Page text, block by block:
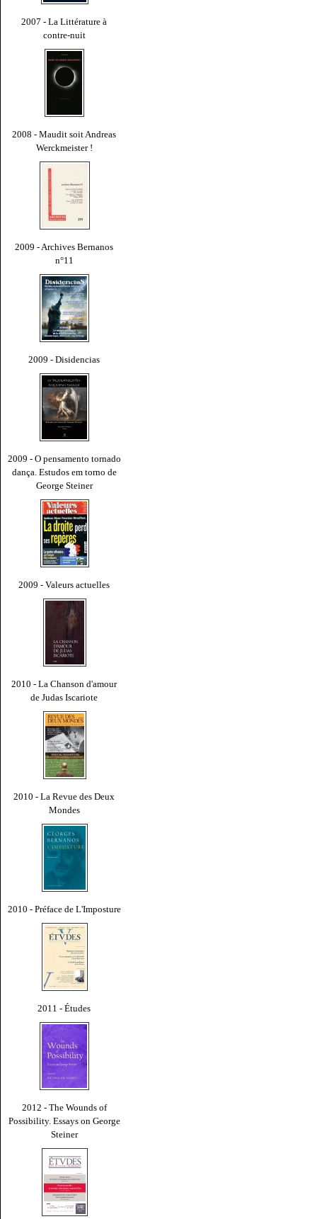
2007 - La Littérature à
contre-nuit
2008 - Maudit soit Andreas
Werckmeister !
2009 - Archives Bernanos
n°11
2009 - Disidencias
2009 - O pensamento tornado
dança. Estudos em torno de
George Steiner
2009 - Valeurs actuelles
2010 - La Chanson d'amour
de Judas Iscariote
2010 - La Revue des Deux
Mondes
2010 - Préface de L'Imposture
2011 - Études
2012 - The Wounds of
Possibility. Essays on George
Steiner